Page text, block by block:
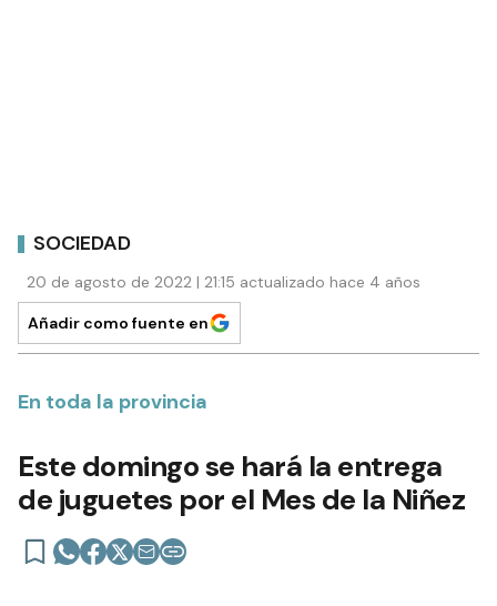
SOCIEDAD
20 de agosto de 2022 | 21:15 actualizado hace 4 años
Añadir como fuente en
En toda la provincia
Este domingo se hará la entrega
de juguetes por el Mes de la Niñez